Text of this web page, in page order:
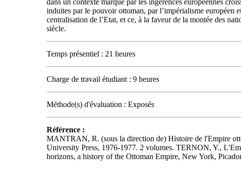
dans un contexte marqué par les ingérences européennes
induites par le pouvoir ottoman, par l’impérialisme européen
centralisation de l’Etat, et ce, à la faveur de la montée des
siècle.
Temps présentiel : 21 heures
Charge de travail étudiant : 9 heures
Méthode(s) d'évaluation : Exposés
Référence :
MANTRAN, R. (sous la direction de) Histoire de l'Empire
University Press, 1976-1977. 2 volumes. TERNON, Y.,
horizons, a history of the Ottoman Empire, New York,